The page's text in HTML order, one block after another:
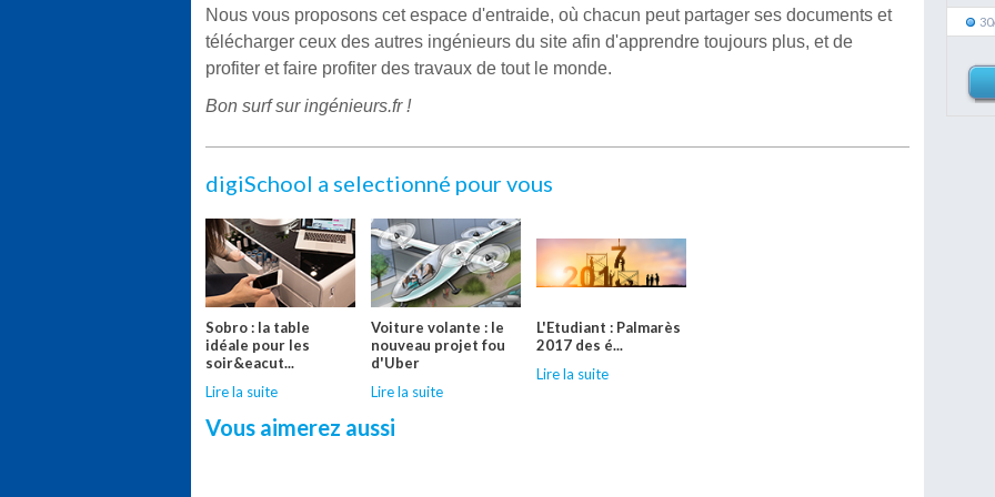
Nous vous proposons cet espace d'entraide, où chacun peut partager ses documents et
télécharger ceux des autres ingénieurs du site afin d'apprendre toujours plus, et de
profiter et faire profiter des travaux de tout le monde.
Bon surf sur ingénieurs.fr !
digiSchool a selectionné pour vous
Sobro : la table
idéale pour les
soir&eacut...
Lire la suite
Voiture volante : le
nouveau projet fou
d'Uber
Lire la suite
L'Etudiant : Palmarès
2017 des é...
Lire la suite
Vous aimerez aussi